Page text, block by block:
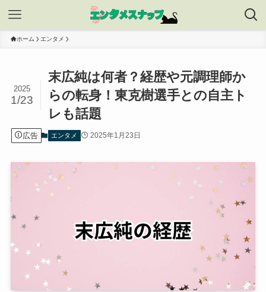
ホーム エンタメ
末広純は何者？経歴や元調理師か
らの転身！東克樹選手との自主ト
レも話題
2025
1/23
広告 エンタメ 2025年1月23日